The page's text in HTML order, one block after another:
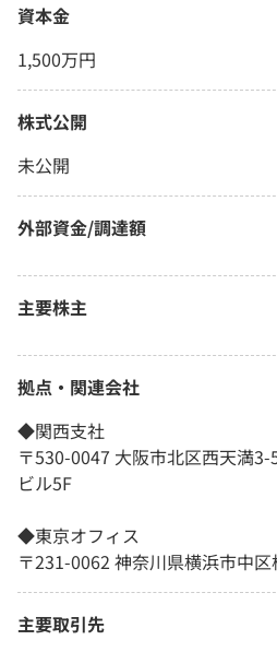
資本金
1,500万円
株式公開
未公開
外部資金/調達額
主要株主
拠点・関連会社
◆関西支社
〒530-0047 大阪市北区西天満
ビル5F
◆東京オフィス
〒231-0062 神奈川県横浜市中
主要取引先